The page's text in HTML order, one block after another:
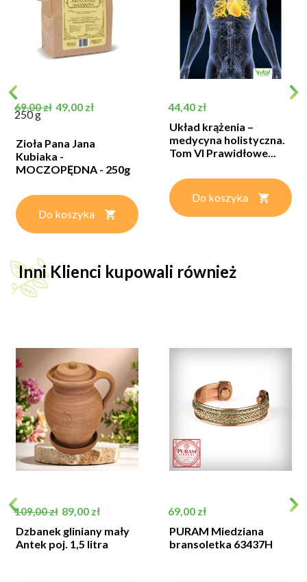
Cena podstawowa
69,00 zł Cena
49,00 zł
250 g
Zioła Pana Jana
Kubiaka -
MOCZOPĘDNA - 250g
Do koszyka
Cena
44,40 zł
Układ krążenia –
medycyna holistyczna.
Tom VI Prawidłowe...
Do koszyka
Inni Klienci kupowali również
Cena podstawowa
109,00 zł Cena
89,00 zł
Dzbanek gliniany mały
Antek poj. 1,5 litra
Cena
69,00 zł
PURAM Miedziana
bransoletka 63437H